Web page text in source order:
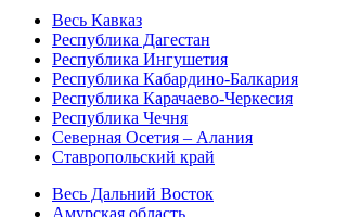
Весь Кавказ
Республика Дагестан
Республика Ингушетия
Республика Кабардино-Балкария
Республика Карачаево-Черкесия
Республика Чечня
Северная Осетия – Алания
Ставропольский край
Весь Дальний Восток
Амурская область